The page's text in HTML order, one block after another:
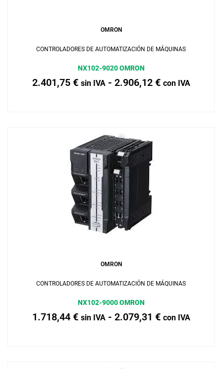
OMRON
CONTROLADORES DE AUTOMATIZACIÓN DE MÁQUINAS
NX102-9020 OMRON
2.401,75 € sin IVA- 2.906,12 € con IVA
OMRON
CONTROLADORES DE AUTOMATIZACIÓN DE MÁQUINAS
NX102-9000 OMRON
1.718,44 € sin IVA- 2.079,31 € con IVA